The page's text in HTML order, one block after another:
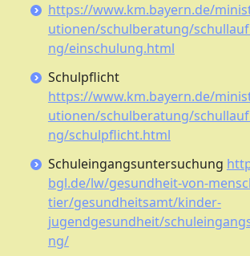
https://www.km.bayern.de/
utionen/schulberatung/
ng/einschulung.html
Schulpflicht
https://www.km.bayern.de/
utionen/schulberatung/
ng/schulpflicht.html
Schuleingangsuntersuchung
bgl.de/lw/gesundheit-von-
tier/gesundheitsamt/kinder-
jugendgesundheit/
ng/